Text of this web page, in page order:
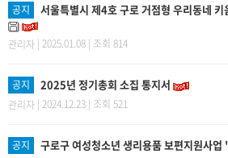
공지 서울특별시 제4호 구로 거점형 우리동네
관리자 | 2025.01.08 | 조회 814
공지 2025년 정기총회 소집 통지서
관리자 | 2024.12.23 | 조회 521
공지 구로구 여성청소년 생리용품 보편지원사